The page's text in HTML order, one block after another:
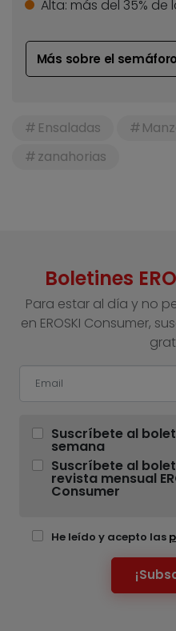
Alta: más del 35%
Más sobre el
Ensaladas
zanahorias
Boletines
Para estar al día y no
en EROSKI Consumer,
Suscríbete al
semana
Suscríbete al
revista mensual
Consumer
He leído y acepto las